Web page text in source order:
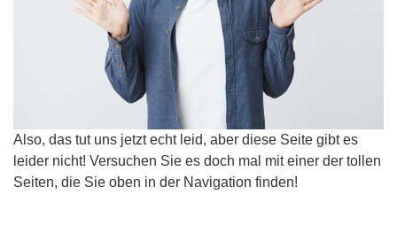
Also, das tut uns jetzt echt leid, aber diese Seite gibt es
leider nicht! Versuchen Sie es doch mal mit einer der tollen
Seiten, die Sie oben in der Navigation finden!